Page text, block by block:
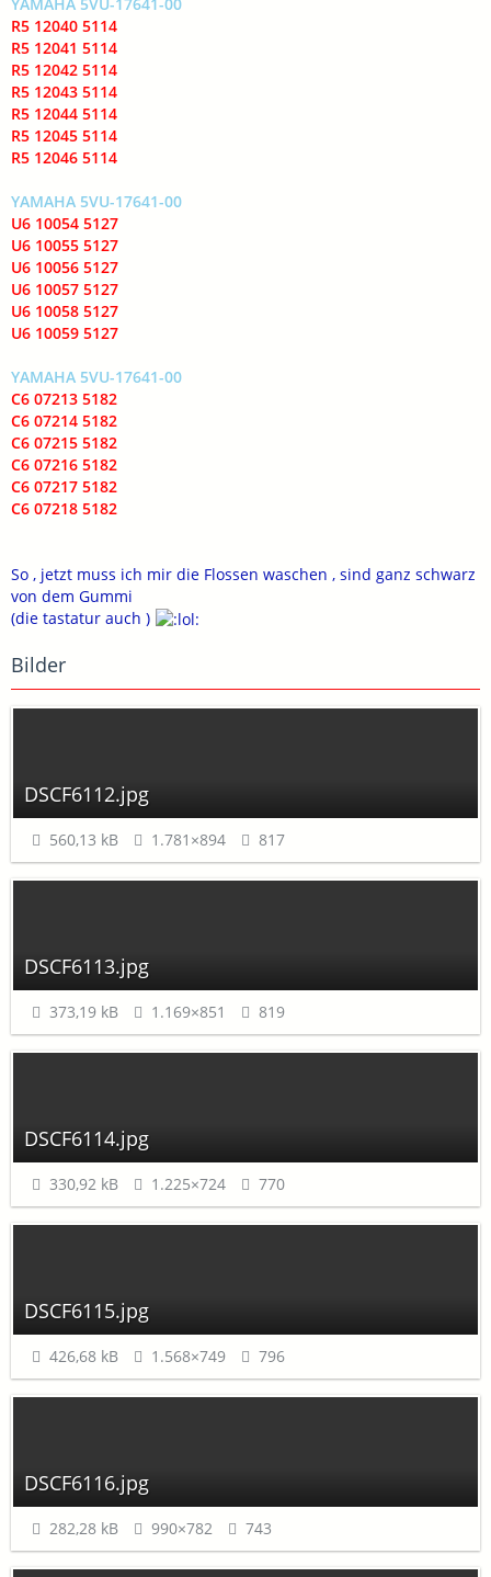
R5 12040 5114
R5 12041 5114
R5 12042 5114
R5 12043 5114
R5 12044 5114
R5 12045 5114
R5 12046 5114
YAMAHA 5VU-17641-00
U6 10054 5127
U6 10055 5127
U6 10056 5127
U6 10057 5127
U6 10058 5127
U6 10059 5127
YAMAHA 5VU-17641-00
C6 07213 5182
C6 07214 5182
C6 07215 5182
C6 07216 5182
C6 07217 5182
C6 07218 5182
So , jetzt muss ich mir die Flossen waschen , sind ganz schwarz
von dem Gummi
(die tastatur auch )
Bilder
DSCF6112.jpg
560,13 kB 1.781×894 817
DSCF6113.jpg
373,19 kB 1.169×851 819
DSCF6114.jpg
330,92 kB 1.225×724 770
DSCF6115.jpg
426,68 kB 1.568×749 796
DSCF6116.jpg
282,28 kB 990×782 743